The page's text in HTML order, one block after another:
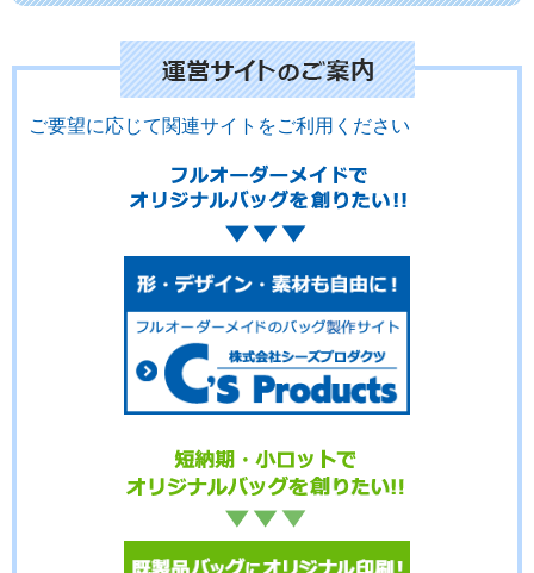
No.15-075 No.15-074 No.15-073
No.15-068 No.15-067
ご要望に応じて関連サイトをご利用ください